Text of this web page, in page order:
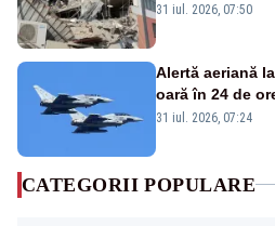
31 iul. 2026, 07:50
Alertă aeriană
oară în 24 de
Eurofighter
31 iul. 2026, 07:24
CATEGORII POPULARE